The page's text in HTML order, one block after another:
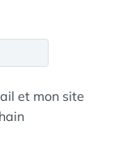
et mon site